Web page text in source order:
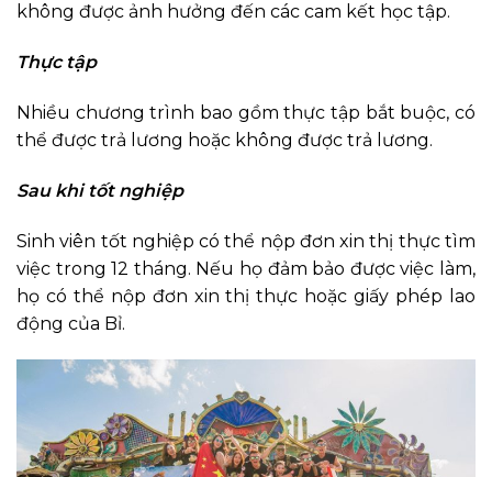
không được ảnh hưởng đến các cam kết học tập.
Thực tập
Nhiều chương trình bao gồm thực tập bắt buộc, có
thể được trả lương hoặc không được trả lương.
Sau khi tốt nghiệp
Sinh viên tốt nghiệp có thể nộp đơn xin thị thực tìm
việc trong 12 tháng. Nếu họ đảm bảo được việc làm,
họ có thể nộp đơn xin thị thực hoặc giấy phép lao
động của Bỉ.